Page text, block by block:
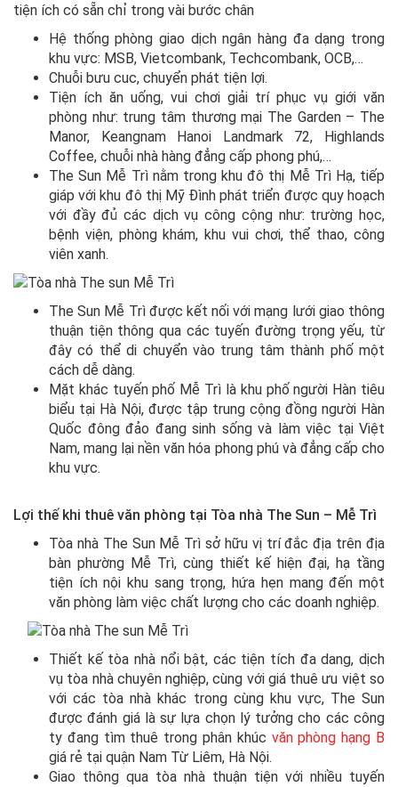
tiện ích có sẵn chỉ trong vài bước chân
Hệ thống phòng giao dịch ngân hàng đa dạng trong
khu vực: MSB, Vietcombank, Techcombank, OCB,…
Chuỗi bưu cuc, chuyển phát tiện lợi.
Tiện ích ăn uống, vui chơi giải trí phục vụ giới văn
phòng như: trung tâm thương mại The Garden – The
Manor, Keangnam Hanoi Landmark 72, Highlands
Coffee, chuỗi nhà hàng đẳng cấp phong phú,…
The Sun Mễ Trì nằm trong khu đô thị Mễ Trì Hạ, tiếp
giáp với khu đô thị Mỹ Đình phát triển được quy hoạch
với đầy đủ các dịch vụ công cộng như: trường học,
bệnh viện, phòng khám, khu vui chơi, thể thao, công
viên xanh.
The Sun Mễ Trì được kết nối với mạng lưới giao thông
thuận tiện thông qua các tuyến đường trọng yếu, từ
đây có thể di chuyển vào trung tâm thành phố một
cách dễ dàng.
Mặt khác tuyến phố Mễ Trì là khu phố người Hàn tiêu
biểu tại Hà Nội, được tập trung cộng đồng người Hàn
Quốc đông đảo đang sinh sống và làm việc tại Việt
Nam, mang lại nền văn hóa phong phú và đẳng cấp cho
khu vực.
Lợi thế khi thuê văn phòng tại Tòa nhà The Sun – Mễ Trì
Tòa nhà The Sun Mễ Trì sở hữu vị trí đắc địa trên địa
bàn phường Mễ Trì, cùng thiết kế hiện đại, hạ tầng
tiện ích nội khu sang trọng, hứa hẹn mang đến một
văn phòng làm việc chất lượng cho các doanh nghiệp.
Thiết kế tòa nhà nổi bật, các tiện tích đa dang, dịch
vụ tòa nhà chuyên nghiệp, cùng với giá thuê ưu việt so
với các tòa nhà khác trong cùng khu vực, The Sun
được đánh giá là sự lựa chọn lý tưởng cho các công
ty đang tìm thuê trong phân khúc văn phòng hạng B
giá rẻ tại quận Nam Từ Liêm, Hà Nội.
Giao thông qua tòa nhà thuận tiện với nhiều tuyến